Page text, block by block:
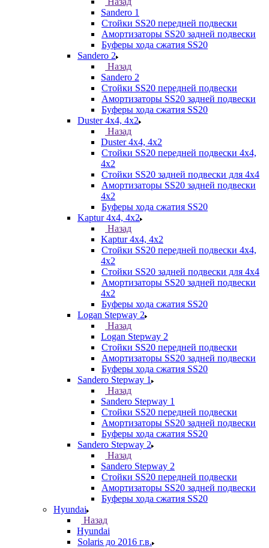
Sandero 1
Стойки SS20 передней подвески
Амортизаторы SS20 задней подвески
Буферы хода сжатия SS20
Sandero 2
Назад
Sandero 2
Стойки SS20 передней подвески
Амортизаторы SS20 задней подвески
Буферы хода сжатия SS20
Duster 4х4, 4x2
Назад
Duster 4х4, 4x2
Стойки SS20 передней подвески 4х4,
4x2
Стойки SS20 задней подвески для 4х4
Амортизаторы SS20 задней подвески
4х2
Буферы хода сжатия SS20
Kaptur 4х4, 4х2
Назад
Kaptur 4х4, 4х2
Стойки SS20 передней подвески 4х4,
4x2
Стойки SS20 задней подвески для 4х4
Амортизаторы SS20 задней подвески
4х2
Буферы хода сжатия SS20
Logan Stepway 2
Назад
Logan Stepway 2
Стойки SS20 передней подвески
Амортизаторы SS20 задней подвески
Буферы хода сжатия SS20
Sandero Stepway 1
Назад
Sandero Stepway 1
Стойки SS20 передней подвески
Амортизаторы SS20 задней подвески
Буферы хода сжатия SS20
Sandero Stepway 2
Назад
Sandero Stepway 2
Стойки SS20 передней подвески
Амортизаторы SS20 задней подвески
Буферы хода сжатия SS20
Hyundai
Назад
Hyundai
Solaris до 2016 г.в.